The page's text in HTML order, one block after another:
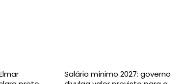
Salário mínimo 2027: governo